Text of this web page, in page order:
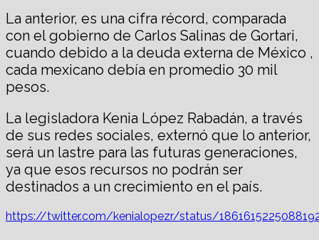
La anterior, es una cifra récord, comparada
con el gobierno de Carlos Salinas de Gortari,
cuando debido a la deuda externa de México ,
cada mexicano debía en promedio 30 mil
pesos.
La legisladora Kenia López Rabadán, a través
de sus redes sociales, externó que lo anterior,
será un lastre para las futuras generaciones,
ya que esos recursos no podrán ser
destinados a un crecimiento en el país.
https://twitter.com/kenialopezr/status/